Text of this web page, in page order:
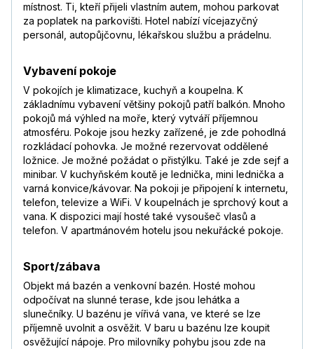
místnost. Ti, kteří přijeli vlastním autem, mohou parkovat
za poplatek na parkovišti. Hotel nabízí vícejazyčný
personál, autopůjčovnu, lékařskou službu a prádelnu.
Vybavení pokoje
V pokojích je klimatizace, kuchyň a koupelna. K
základnímu vybavení většiny pokojů patří balkón. Mnoho
pokojů má výhled na moře, který vytváří příjemnou
atmosféru. Pokoje jsou hezky zařízené, je zde pohodlná
rozkládací pohovka. Je možné rezervovat oddělené
ložnice. Je možné požádat o přistýlku. Také je zde sejf a
minibar. V kuchyňském koutě je lednička, mini lednička a
varná konvice/kávovar. Na pokoji je připojení k internetu,
telefon, televize a WiFi. V koupelnách je sprchový kout a
vana. K dispozici mají hosté také vysoušeč vlasů a
telefon. V apartmánovém hotelu jsou nekuřácké pokoje.
Sport/zábava
Objekt má bazén a venkovní bazén. Hosté mohou
odpočívat na slunné terase, kde jsou lehátka a
slunečníky. U bazénu je vířivá vana, ve které se lze
příjemně uvolnit a osvěžit. V baru u bazénu lze koupit
osvěžující nápoje. Pro milovníky pohybu jsou zde na